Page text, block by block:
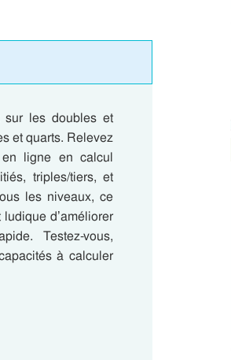
les doubles et
et quarts. Relevez
ligne en calcul
triples/tiers, et
les niveaux, ce
d’améliorer
Testez-vous,
à calculer